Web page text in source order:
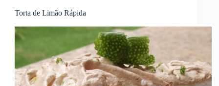
Torta de Limão Rápida